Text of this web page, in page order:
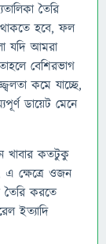
তৈরি
থাকতে হবে, ফল
যদি আমরা
বেশিরভাগ
কমে যাচ্ছে,
ডায়েট মেনে
খাবার কতটুকু
এ ক্ষেত্রে ওজন
তৈরি করতে
ইত্যাদি